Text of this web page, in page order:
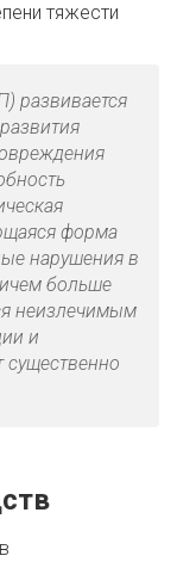
тяжести
развивается
форма
нарушения в
больше
неизлечимым
и